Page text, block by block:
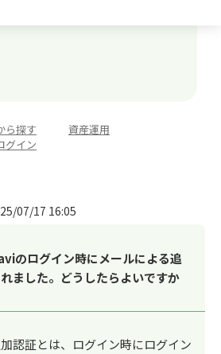
ら探す 資産運用
グイン
07/17 16:05
のログイン時にメールによる追
ました。どうしたらよいですか
認証とは、ログイン時にログイン